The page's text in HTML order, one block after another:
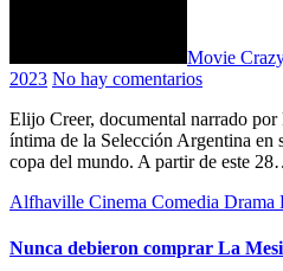
Movie
2023 No hay comentarios
Elijo Creer, documental narrado por Ricardo Darín, es la historia
íntima de la Selección Argentina en
copa del mundo. A partir de este
Alfhaville Cinema Comedia Drama
Nunca debieron comprar La